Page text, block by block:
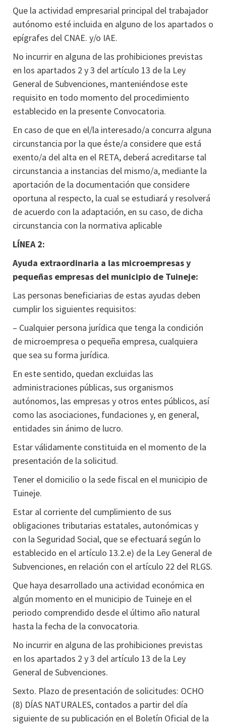
Que la actividad empresarial principal del trabajador
autónomo esté incluida en alguno de los apartados o
epígrafes del CNAE. y/o IAE.
No incurrir en alguna de las prohibiciones previstas
en los apartados 2 y 3 del artículo 13 de la Ley
General de Subvenciones, manteniéndose este
requisito en todo momento del procedimiento
establecido en la presente Convocatoria.
En caso de que en el/la interesado/a concurra alguna
circunstancia por la que éste/a considere que está
exento/a del alta en el RETA, deberá acreditarse tal
circunstancia a instancias del mismo/a, mediante la
aportación de la documentación que considere
oportuna al respecto, la cual se estudiará y resolverá
de acuerdo con la adaptación, en su caso, de dicha
circunstancia con la normativa aplicable
LÍNEA 2:
Ayuda extraordinaria a las microempresas y
pequeñas empresas del municipio de Tuineje:
Las personas beneficiarias de estas ayudas deben
cumplir los siguientes requisitos:
– Cualquier persona jurídica que tenga la condición
de microempresa o pequeña empresa, cualquiera
que sea su forma jurídica.
En este sentido, quedan excluidas las
administraciones públicas, sus organismos
autónomos, las empresas y otros entes públicos, así
como las asociaciones, fundaciones y, en general,
entidades sin ánimo de lucro.
Estar válidamente constituida en el momento de la
presentación de la solicitud.
Tener el domicilio o la sede fiscal en el municipio de
Tuineje.
Estar al corriente del cumplimiento de sus
obligaciones tributarias estatales, autonómicas y
con la Seguridad Social, que se efectuará según lo
establecido en el artículo 13.2.e) de la Ley General de
Subvenciones, en relación con el artículo 22 del RLGS.
Que haya desarrollado una actividad económica en
algún momento en el municipio de Tuineje en el
periodo comprendido desde el último año natural
hasta la fecha de la convocatoria.
No incurrir en alguna de las prohibiciones previstas
en los apartados 2 y 3 del artículo 13 de la Ley
General de Subvenciones.
Sexto. Plazo de presentación de solicitudes: OCHO
(8) DÍAS NATURALES, contados a partir del día
siguiente de su publicación en el Boletín Oficial de la